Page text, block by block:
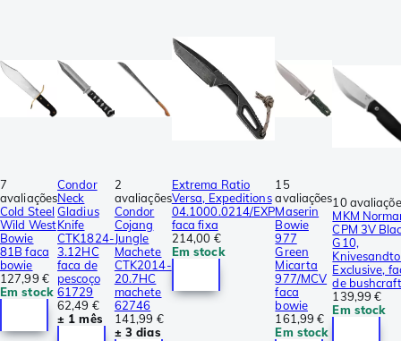
7
avaliações
Cold Steel
Wild West
Bowie
81B faca
bowie
127,99 €
Em stock
Condor
Neck
Gladius
Knife
CTK1824-
3.12HC
faca de
pescoço
61729
62,49 €
± 1 mês
2
avaliações
Condor
Cojang
Jungle
Machete
CTK2014-
20.7HC
machete
62746
141,99 €
± 3 dias
Extrema Ratio
Versa, Expeditions
04.1000.0214/EXP
faca fixa
214,00 €
Em stock
15
avaliações
Maserin
Bowie
977
Green
Micarta
977/MCV
faca
bowie
161,99 €
Em stock
10
MKM
CPM 3V
G10,
Exclusive,
de bushcraft
139,99 €
Em stock